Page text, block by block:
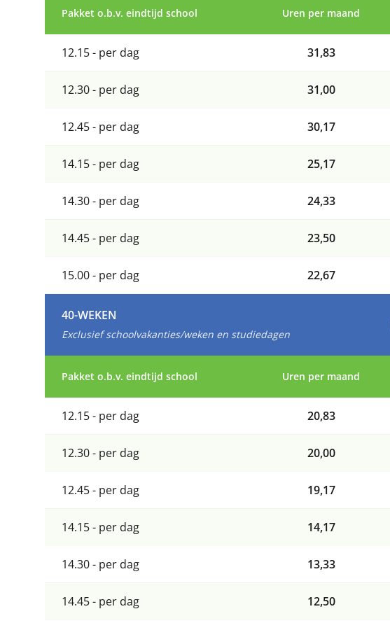
Pakket o.b.v. eindtijd school Uren per maand
12.15 - per dag 31,83
12.30 - per dag 31,00
12.45 - per dag 30,17
14.15 - per dag 25,17
14.30 - per dag 24,33
14.45 - per dag 23,50
15.00 - per dag 22,67
40-WEKEN
Exclusief schoolvakanties/weken en studiedagen
Pakket o.b.v. eindtijd school Uren per maand
12.15 - per dag 20,83
12.30 - per dag 20,00
12.45 - per dag 19,17
14.15 - per dag 14,17
14.30 - per dag 13,33
14.45 - per dag 12,50